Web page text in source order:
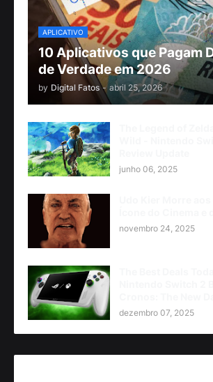
APLICATIVO
10 Aplicativos que Pagam
de Verdade em 2026
by Digital Fatos - abril 25, 2026
junho 06, 2025
novembro 24, 2025
dezembro 07, 2025